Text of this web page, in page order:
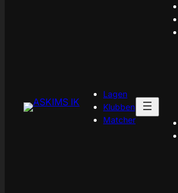
Lagen
Klubben
Matcher